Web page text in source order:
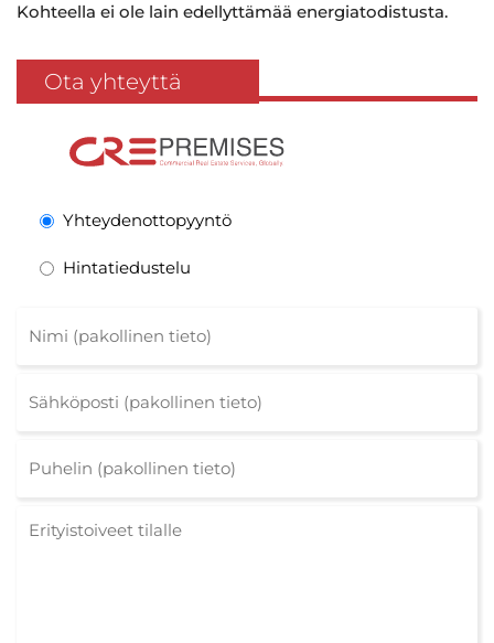
Kohteella ei ole lain edellyttämää energiatodistusta.
Ota yhteyttä
Yhteydenottopyyntö
Hintatiedustelu